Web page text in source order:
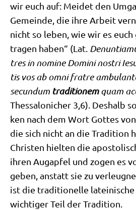
wir euch auf: Mei­det den
Gemein­de, die ihre Arbeit
nicht so leben, wie wir es
tra­gen haben“ (Lat.
tres in nomi­ne Domi­ni nostri
tis vos ab omni frat­re
secund­um tra­di­tio­nemquam
Thes­sa­lo­ni­cher 3,6). Des­halb
ken nach dem Wort Got­tes
die sich nicht an die Tra­di­ti­on
Chri­sten hiel­ten die
ihren Aug­ap­fel und zogen es
geben, anstatt sie zu
ist die tra­di­tio­nel­le latei­ni­sche
wich­ti­ger Teil der Tradition.